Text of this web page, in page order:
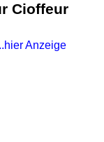
Cioffeur
Anzeige